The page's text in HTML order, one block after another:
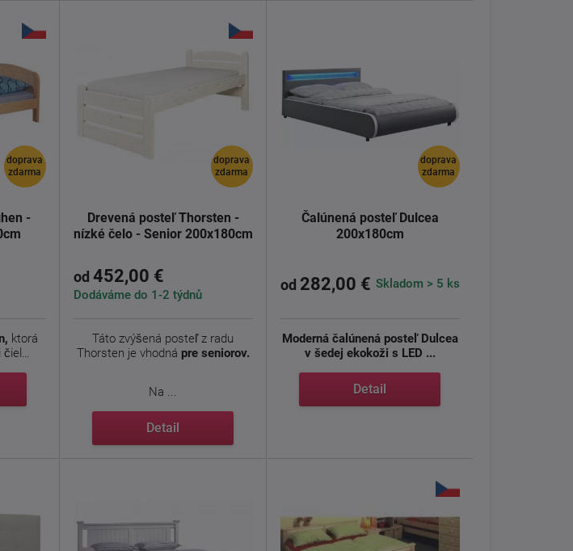
doprava
zdarma
-
ktorá
doprava
zdarma
Drevená posteľ Thorsten -
nízké čelo - Senior 200x180cm
od 452,00 €
Dodáváme do 1-2 týdnů
Táto zvýšená posteľ z radu
Thorsten je vhodná pre seniorov.
Na ...
Detail
doprava
zdarma
Čalúnená posteľ Dulcea
200x180cm
od 282,00 € Skladom > 5 ks
Moderná čalúnená posteľ Dulcea
v šedej ekokoži s LED ...
Detail